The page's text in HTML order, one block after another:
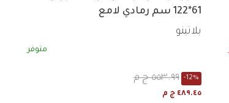
61*122 سم رمادي لامع
بلاتينو
متوفر
٥٥٣.٩٩ ج م -12%
٤٨٩.٤٥ ج م